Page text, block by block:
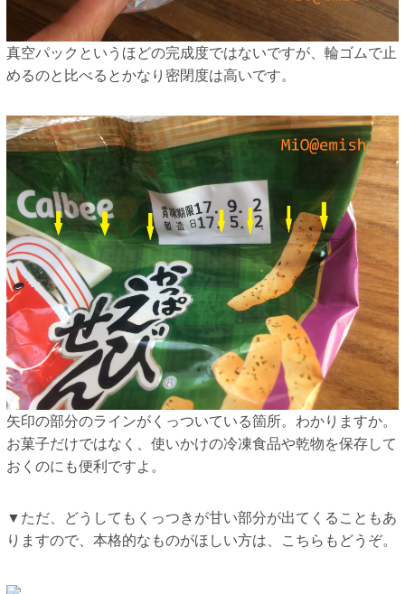
真空パックというほどの完成度ではないですが、輪ゴムで止
めるのと比べるとかなり密閉度は高いです。
矢印の部分のラインがくっついている箇所。わかりますか。
お菓子だけではなく、使いかけの冷凍食品や乾物を保存して
おくのにも便利ですよ。
▼ただ、どうしてもくっつきが甘い部分が出てくることもあ
りますので、本格的なものがほしい方は、こちらもどうぞ。